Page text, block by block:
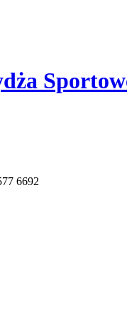
6692